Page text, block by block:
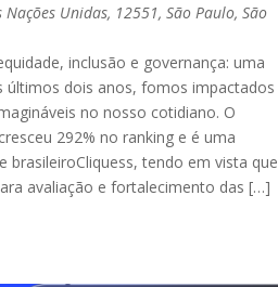
Nações Unidas, 12551, São Paulo, São
inclusão e governança: uma
últimos dois anos, fomos impactados
no nosso cotidiano. O
292% no ranking e é uma
brasileiroCliquess, tendo em vista que
avaliação e fortalecimento das […]